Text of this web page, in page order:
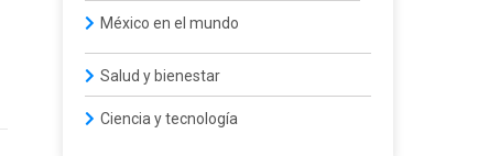
México en el mundo
Salud y bienestar
Ciencia y tecnología